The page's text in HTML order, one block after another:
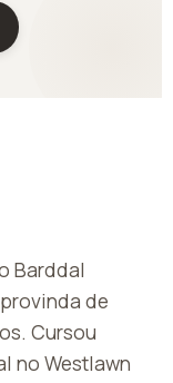
Barddal
de
Cursou
no Westlawn